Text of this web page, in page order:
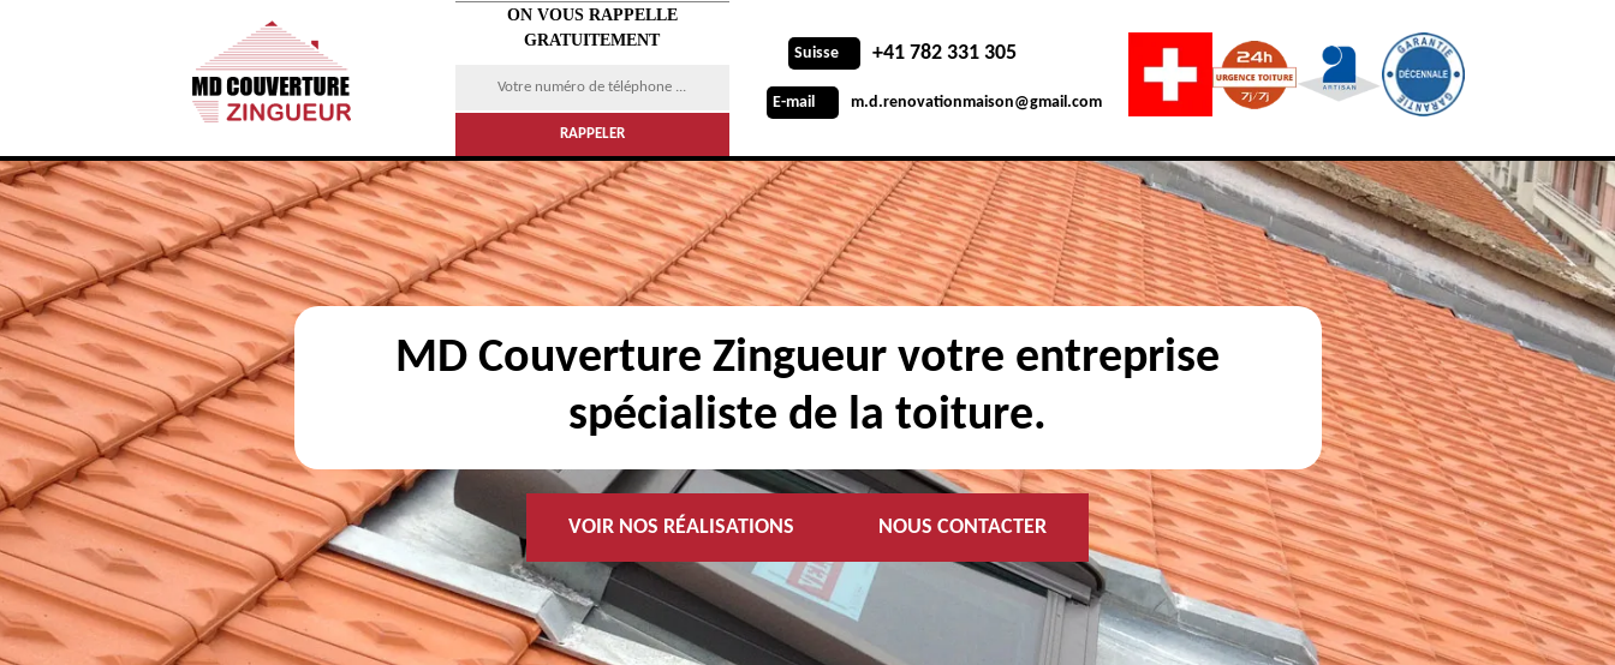
ON VOUS RAPPELLE
GRATUITEMENT
Suisse +41 782 331 305
E-mail m.d.renovationmaison@gmail.com
MD Couverture Zingueur votre entreprise
spécialiste de la toiture.
VOIR NOS RÉALISATIONS NOUS CONTACTER